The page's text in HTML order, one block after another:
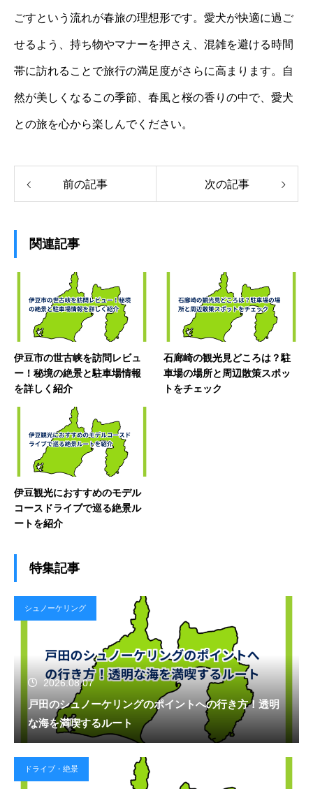
ごすという流れが春旅の理想形です。愛犬が快適に過ご
せるよう、持ち物やマナーを押さえ、混雑を避ける時間
帯に訪れることで旅行の満足度がさらに高まります。自
然が美しくなるこの季節、春風と桜の香りの中で、愛犬
との旅を心から楽しんでください。
前の記事 次の記事
関連記事
伊豆市の世古峡を訪問レビュ
ー！秘境の絶景と駐車場情報
を詳しく紹介
石廊崎の観光見どころは？駐
車場の場所と周辺散策スポッ
トをチェック
伊豆観光におすすめのモデル
コースドライブで巡る絶景ル
ートを紹介
特集記事
シュノーケリング
2026.08.07
戸田のシュノーケリングのポイントへの行き方！透明
な海を満喫するルート
ドライブ・絶景